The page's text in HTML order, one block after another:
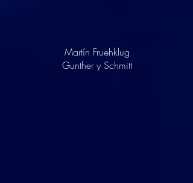
Martín Fruehklug
Gunther y Schmitt